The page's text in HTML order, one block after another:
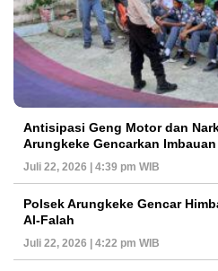
Antisipasi Geng Motor dan
Arungkeke Gencarkan
Juli 22, 2026 | 4:39 pm WIB
Polsek Arungkeke Gencar
Al-Falah
Juli 22, 2026 | 4:22 pm WIB